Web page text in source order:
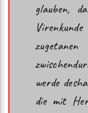
glauben,
werde
die mit